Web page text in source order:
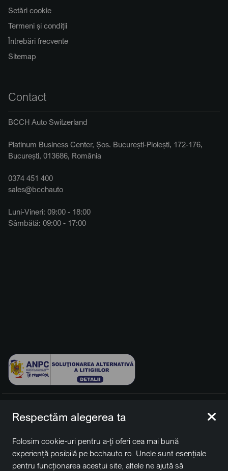
Setări cookie
Termeni și condiții
Întrebări frecvente
Sitemap
Contact
BCCH Auto Switzerland
Platinum Business Center, Șos. București-Ploiești, 172-176,
București, 013686, România
0374 451 400
sales@bcchauto
Luni-Vineri: 09:00 - 18:00
Sâmbătă: 09:00 - 17:00
rezervate.
BCCH Auto Switzerland este o marcă a societății
BCCH
Group Switzerland AG
Respectăm alegerea ta
Folosim cookie-uri pentru a-ți oferi cea mai bună
experiență posibilă pe bcchauto.ro. Unele sunt esențiale
pentru funcționarea acestui site, altele ne ajută să